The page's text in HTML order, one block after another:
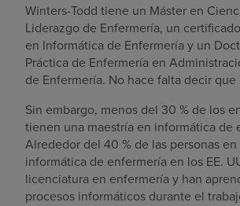
Winters-Todd tiene un Máster en
Liderazgo de Enfermería, un
en Informática de Enfermería y un
Práctica de Enfermería en
de Enfermería. No hace falta decir que
Sin embargo, menos del 30 % de los
tienen una maestría en informática de
Alrededor del 40 % de las personas
informática de enfermería en los EE.
licenciatura en enfermería y han
procesos informáticos durante el